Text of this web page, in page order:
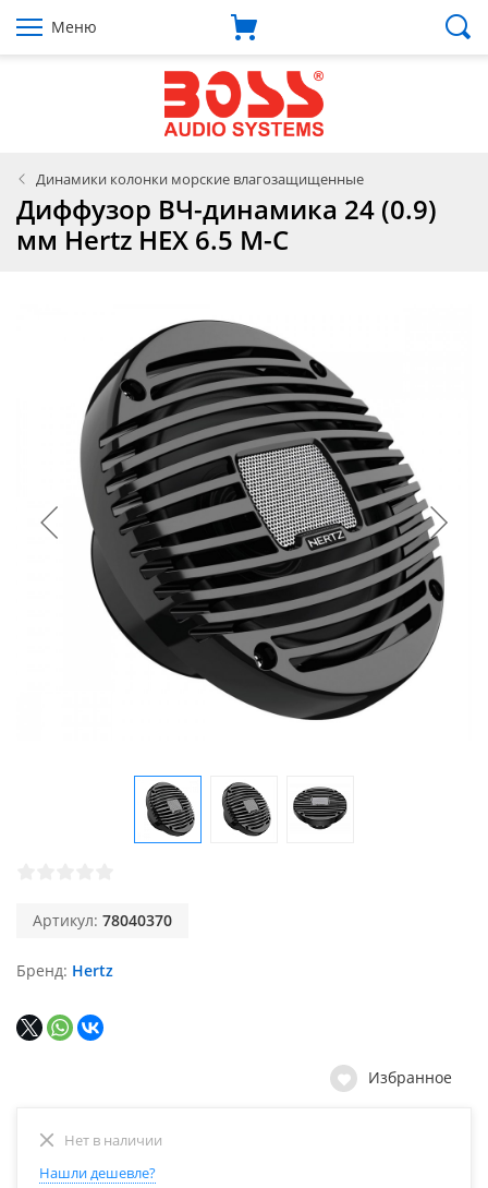
Меню
Динамики колонки морские влагозащищенные
Диффузор ВЧ-динамика 24 (0.9)
мм Hertz HEX 6.5 M-C
Артикул: 78040370
Бренд Hertz
Избранное
Нет в наличии
Нашли дешевле?